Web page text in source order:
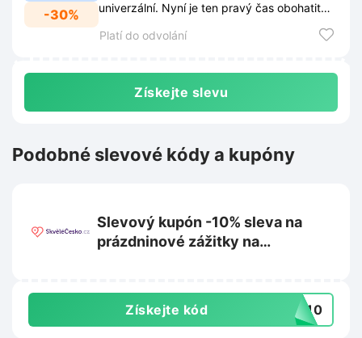
-30%
univerzální. Nyní je ten pravý čas obohatit
Platí do odvolání
Získejte slevu
Podobné slevové kódy a kupóny
Slevový kupón -10% sleva na
prázdninové zážitky na
Získejte kód OB10